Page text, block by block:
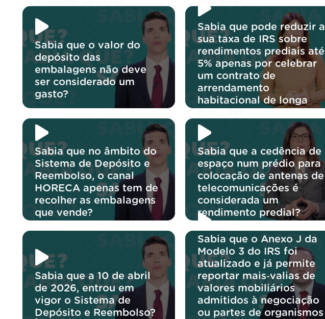
Sabia que o valor do
depósito das
embalagens não deve
ser considerado um
gasto?
Sabia que pode reduzir a
sua taxa de IRS sobre
rendimentos prediais até
5% apenas por celebrar
um contrato de
arrendamento
habitacional de longa
Sabia que no âmbito do
Sistema de Depósito e
Reembolso, o canal
HORECA apenas tem de
recolher as embalagens
que vende?
Sabia que a cedência de
espaço num prédio para
colocação de antenas de
telecomunicações é
considerada um
rendimento predial?
Sabia que a 10 de abril
de 2026, entrou em
vigor o Sistema de
Depósito e Reembolso?
Sabia que o Anexo J da
Modelo 3 do IRS foi
atualizado e já permite
reportar mais‑valias de
valores mobiliários
admitidos à negociação
ou partes de organismos